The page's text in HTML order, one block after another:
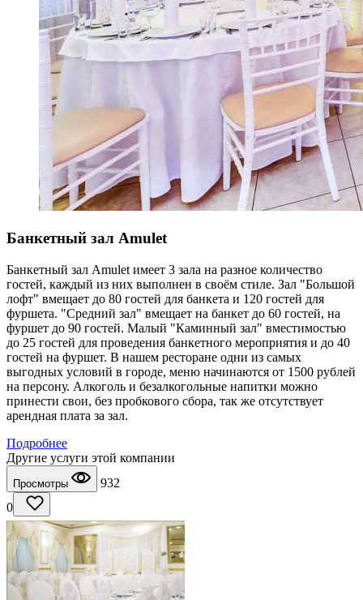
Банкетный зал Amulet
Банкетный зал Amulet имеет 3 зала на разное количество
гостей, каждый из них выполнен в своём стиле. Зал "Большой
лофт" вмещает до 80 гостей для банкета и 120 гостей для
фуршета. "Средний зал" вмещает на банкет до 60 гостей, на
фуршет до 90 гостей. Малый "Каминный зал" вместимостью
до 25 гостей для проведения банкетного мероприятия и до 40
гостей на фуршет. В нашем ресторане одни из самых
выгодных условий в городе, меню начинаются от 1500 рублей
на персону. Алкоголь и безалкогольные напитки можно
принести свои, без пробкового сбора, так же отсутствует
арендная плата за зал.
Подробнее
Другие услуги этой компании
Просмотры
932
0